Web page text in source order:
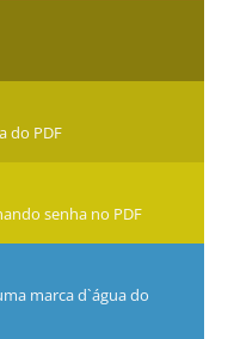
do PDF
senha no PDF
marca d`água do